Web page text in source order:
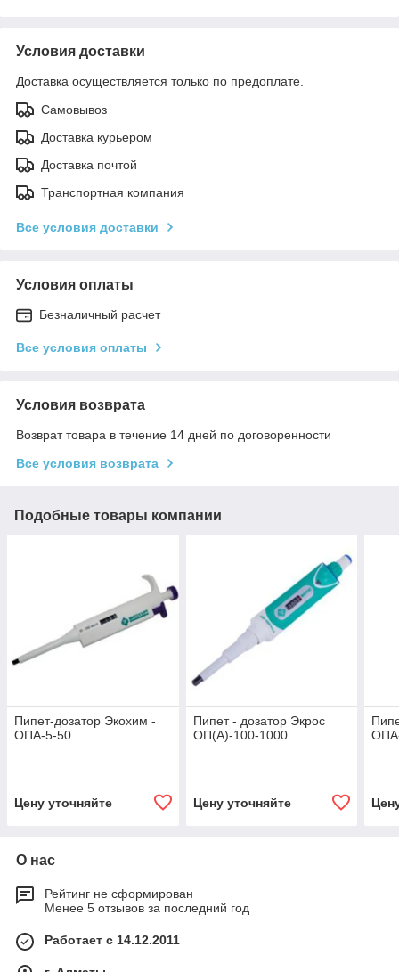
Условия доставки
Доставка осуществляется только по предоплате.
Самовывоз
Доставка курьером
Доставка почтой
Транспортная компания
Все условия доставки
Условия оплаты
Безналичный расчет
Все условия оплаты
Условия возврата
Возврат товара в течение 14 дней по договоренности
Все условия возврата
Подобные товары компании
Пипет-дозатор Экохим -
ОПА-5-50
Цену уточняйте
Пипет - дозатор Экрос
ОП(А)-100-1000
Цену уточняйте
О нас
Рейтинг не сформирован
Менее 5 отзывов за последний год
Работает с 14.12.2011